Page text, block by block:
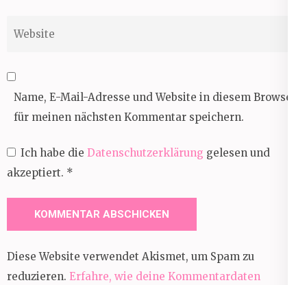
Name, E-Mail-Adresse und Website in diesem Browser
für meinen nächsten Kommentar speichern.
Ich habe die Datenschutzerklärung gelesen und
akzeptiert. *
Diese Website verwendet Akismet, um Spam zu
reduzieren. Erfahre, wie deine Kommentardaten